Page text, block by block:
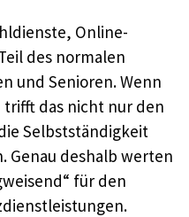
Online-
des normalen
und Senioren. Wenn
das nicht nur den
Selbstständigkeit
Genau deshalb werten
für den